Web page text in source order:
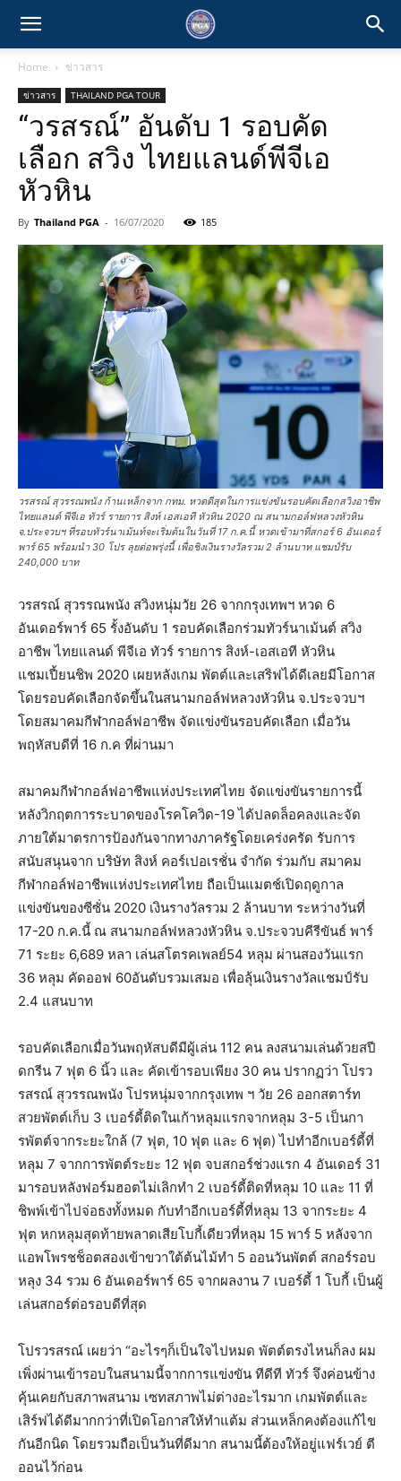
Home ข่าวสาร
ข่าวสาร THAILAND PGA TOUR
“วรสรณ์” อันดับ 1 รอบคัด
เลือก สวิง ไทยแลนด์พีจีเอ
หัวหิน
By Thailand PGA - 16/07/2020 185
วรสรณ์ สุวรรณพนัง ก้านเหล็กจาก กทม. หวดดีสุดในการแข่งขันรอบคัดเลือกสวิงอาชีพ
ไทยแลนด์ พีจีเอ ทัวร์ รายการ สิงห์ เอสเอที หัวหิน 2020 ณ สนามกอล์ฟหลวงหัวหิน
จ.ประจวบฯ ที่รอบทัวร์นาเม้นท์จะเริ่มต้นในวันที่ 17 ก.ค.นี้ หวดเข้ามาที่สกอร์ 6 อันเดอร์
พาร์ 65 พร้อมนำ 30 โปร ลุยต่อพรุ่งนี้ เพื่อชิงเงินรางวัลรวม 2 ล้านบาท แชมป์รับ
240,000 บาท
วรสรณ์ สุวรรณพนัง สวิงหนุ่มวัย 26 จากกรุงเทพฯ หวด 6
อันเดอร์พาร์ 65 รั้งอันดับ 1 รอบคัดเลือกร่วมทัวร์นาเม้นต์ สวิง
อาชีพ ไทยแลนด์ พีจีเอ ทัวร์ รายการ สิงห์-เอสเอที หัวหิน
แชมเปี้ยนชิพ 2020 เผยหลังเกม พัตต์และเสริฟได้ดีเลยมีโอกาส
โดยรอบคัดเลือกจัดขึ้นในสนามกอล์ฟหลวงหัวหิน จ.ประจวบฯ
โดยสมาคมกีฬากอล์ฟอาชีพ จัดแข่งขันรอบคัดเลือก เมื่อวัน
พฤหัสบดีที่ 16 ก.ค ที่ผ่านมา
สมาคมกีฬากอล์ฟอาชีพแห่งประเทศไทย จัดแข่งขันรายการนี้
หลังวิกฤตการระบาดของโรคโควิด-19 ได้ปลดล็อคลงและจัด
ภายใต้มาตรการป้องกันจากทางภาครัฐโดยเคร่งครัด รับการ
สนับสนุนจาก บริษัท สิงห์ คอร์เปอเรชั่น จำกัด ร่วมกับ สมาคม
กีฬากอล์ฟอาชีพแห่งประเทศไทย ถือเป็นแมตช์เปิดฤดูกาล
แข่งขันของซีซั่น 2020 เงินรางวัลรวม 2 ล้านบาท ระหว่างวันที่
17-20 ก.ค.นี้ ณ สนามกอล์ฟหลวงหัวหิน จ.ประจวบคีรีขันธ์ พาร์
71 ระยะ 6,689 หลา เล่นสโตรคเพลย์54 หลุม ผ่านสองวันแรก
36 หลุม คัดออฟ 60อันดับรวมเสมอ เพื่อลุ้นเงินรางวัลแชมป์รับ
2.4 แสนบาท
รอบคัดเลือกเมื่อวันพฤหัสบดีมีผู้เล่น 112 คน ลงสนามเล่นด้วยสปี
ดกรีน 7 ฟุต 6 นิ้ว และ คัดเข้ารอบเพียง 30 คน ปรากฏว่า โปรว
รสรณ์ สุวรรณพนัง โปรหนุ่มจากกรุงเทพ ฯ วัย 26 ออกสตาร์ท
สวยพัตต์เก็บ 3 เบอร์ดี้ติดในเก้าหลุมแรกจากหลุม 3-5 เป็นกา
รพัตต์จากระยะใกล้ (7 ฟุต, 10 ฟุต และ 6 ฟุต) ไปทำอีกเบอร์ดี้ที่
หลุม 7 จากการพัตต์ระยะ 12 ฟุต จบสกอร์ช่วงแรก 4 อันเดอร์ 31
มารอบหลังฟอร์มฮอตไม่เลิกทำ 2 เบอร์ดี้ติดที่หลุม 10 และ 11 ที่
ชิพพ์เข้าไปจ่อธงทั้งหมด กับทำอีกเบอร์ดี้ที่หลุม 13 จากระยะ 4
ฟุต หกหลุมสุดท้ายพลาดเสียโบกี้เดียวที่หลุม 15 พาร์ 5 หลังจาก
แอพโพรชช็อตสองเข้าขวาใต้ต้นไม้ทำ 5 ออนวันพัตต์ สกอร์รอบ
หลุง 34 รวม 6 อันเดอร์พาร์ 65 จากผลงาน 7 เบอร์ดี้ 1 โบกี้ เป็นผู้
เล่นสกอร์ต่อรอบดีที่สุด
โปรวรสรณ์ เผยว่า “อะไรๆก็เป็นใจไปหมด พัตต์ตรงไหนก็ลง ผม
เพิ่งผ่านเข้ารอบในสนามนี้จากการแข่งขัน ทีดีที ทัวร์ จึงค่อนข้าง
คุ้นเคยกับสภาพสนาม เซทสภาพไม่ต่างอะไรมาก เกมพัตต์และ
เสิร์ฟได้ดีมากกว่าที่เปิดโอกาสให้ทำแต้ม ส่วนเหล็กคงต้องแก้ไข
กันอีกนิด โดยรวมถือเป็นวันที่ดีมาก สนามนี้ต้องให้อยู่แฟร์เวย์ ตี
ออนไว้ก่อน